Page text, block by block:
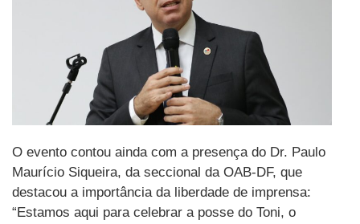
O evento contou ainda com a presença do Dr. Paulo
Maurício Siqueira, da seccional da OAB-DF, que
destacou a importância da liberdade de imprensa:
“Estamos aqui para celebrar a posse do Toni, o